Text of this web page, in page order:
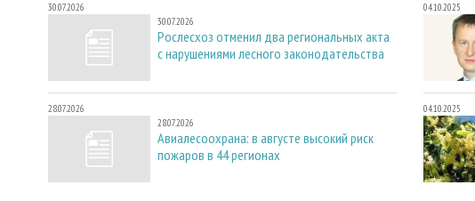
30.07.2026
30.07.2026
Рослесхоз отменил два региональных акта
с нарушениями лесного законодательства
28.07.2026
28.07.2026
Авиалесоохрана: в августе высокий риск
пожаров в 44 регионах
04.10.2025
04.10.2025